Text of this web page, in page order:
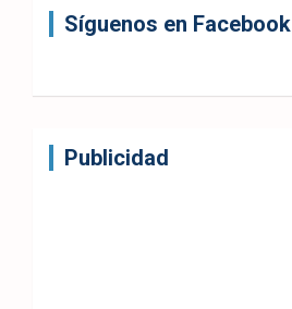
Síguenos en Facebook
Publicidad